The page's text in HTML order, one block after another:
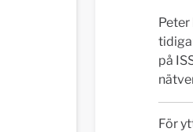
på
För